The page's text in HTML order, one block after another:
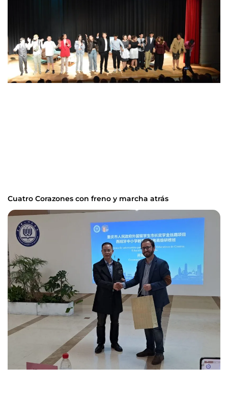
Cuatro Corazones con freno y marcha atrás